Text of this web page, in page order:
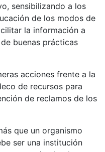
sensibilizando a los
de los modos de
la información a
buenas prácticas
acciones frente a la
de recursos para
de reclamos de los
que un organismo
ser una institución